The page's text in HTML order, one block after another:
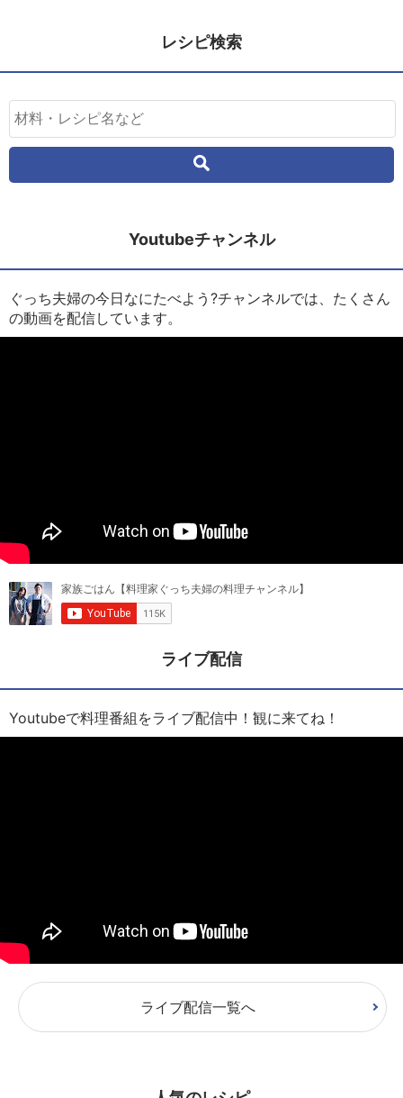
レシピ検索
Youtubeチャンネル
ぐっち夫婦の今日なにたべよう?チャンネルでは、たくさん
の動画を配信しています。
ライブ配信
Youtubeで料理番組をライブ配信中！観に来てね！
ライブ配信一覧へ